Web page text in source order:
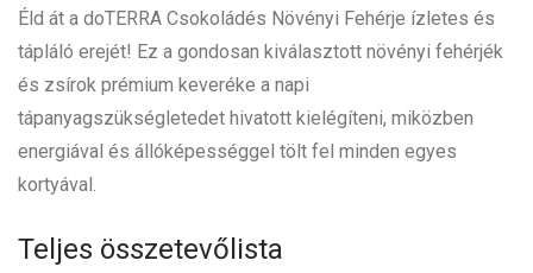
Éld át a doTERRA Csokoládés Növényi Fehérje ízletes és
tápláló erejét! Ez a gondosan kiválasztott növényi fehérjék
és zsírok prémium keveréke a napi
tápanyagszükségletedet hivatott kielégíteni, miközben
energiával és állóképességgel tölt fel minden egyes
kortyával.
Teljes összetevőlista